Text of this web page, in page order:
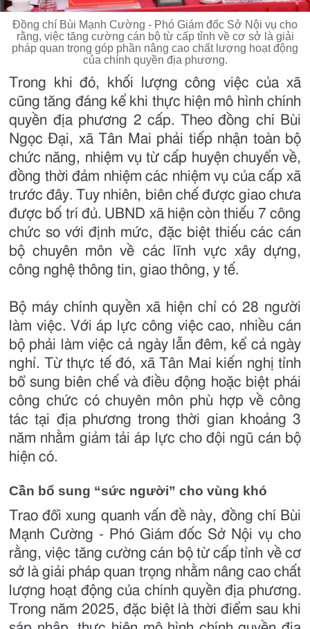
Đồng chí Bùi Mạnh Cường - Phó Giám đốc Sở Nội vụ cho
rằng, việc tăng cường cán bộ từ cấp tỉnh về cơ sở là giải
pháp quan trọng góp phần nâng cao chất lượng hoạt động
của chính quyền địa phương.
Trong khi đó, khối lượng công việc của xã
cũng tăng đáng kể khi thực hiện mô hình chính
quyền địa phương 2 cấp. Theo đồng chí Bùi
Ngọc Đại, xã Tân Mai phải tiếp nhận toàn bộ
chức năng, nhiệm vụ từ cấp huyện chuyển về,
đồng thời đảm nhiệm các nhiệm vụ của cấp xã
trước đây. Tuy nhiên, biên chế được giao chưa
được bố trí đủ. UBND xã hiện còn thiếu 7 công
chức so với định mức, đặc biệt thiếu các cán
bộ chuyên môn về các lĩnh vực xây dựng,
công nghệ thông tin, giao thông, y tế.
Bộ máy chính quyền xã hiện chỉ có 28 người
làm việc. Với áp lực công việc cao, nhiều cán
bộ phải làm việc cả ngày lẫn đêm, kể cả ngày
nghỉ. Từ thực tế đó, xã Tân Mai kiến nghị tỉnh
bổ sung biên chế và điều động hoặc biệt phái
công chức có chuyên môn phù hợp về công
tác tại địa phương trong thời gian khoảng 3
năm nhằm giảm tải áp lực cho đội ngũ cán bộ
hiện có.
Cần bổ sung “sức người” cho vùng khó
Trao đổi xung quanh vấn đề này, đồng chí Bùi
Mạnh Cường - Phó Giám đốc Sở Nội vụ cho
rằng, việc tăng cường cán bộ từ cấp tỉnh về cơ
sở là giải pháp quan trọng nhằm nâng cao chất
lượng hoạt động của chính quyền địa phương.
Trong năm 2025, đặc biệt là thời điểm sau khi